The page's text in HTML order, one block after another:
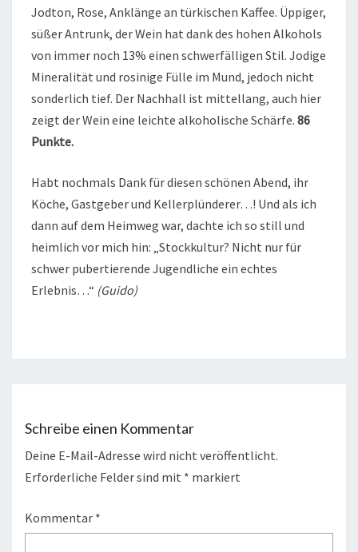
Jodton, Rose, Anklänge an türkischen Kaffee. Üppiger,
süßer Antrunk, der Wein hat dank des hohen Alkohols
von immer noch 13% einen schwerfälligen Stil. Jodige
Mineralität und rosinige Fülle im Mund, jedoch nicht
sonderlich tief. Der Nachhall ist mittellang, auch hier
zeigt der Wein eine leichte alkoholische Schärfe. 86
Punkte.
Habt nochmals Dank für diesen schönen Abend, ihr
Köche, Gastgeber und Kellerplünderer…! Und als ich
dann auf dem Heimweg war, dachte ich so still und
heimlich vor mich hin: „Stockkultur? Nicht nur für
schwer pubertierende Jugendliche ein echtes
Erlebnis…“ (Guido)
Schreibe einen Kommentar
Deine E-Mail-Adresse wird nicht veröffentlicht.
Erforderliche Felder sind mit * markiert
Kommentar *